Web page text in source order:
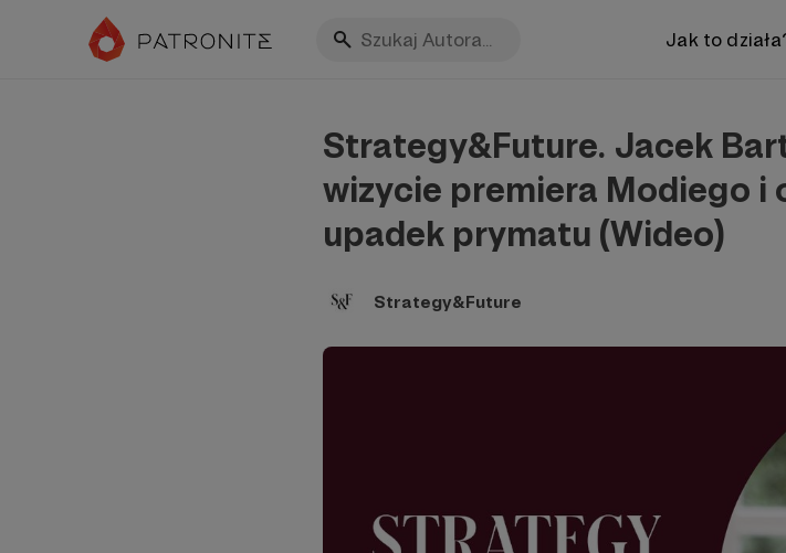
Jak to
Strategy&Future. Jacek
wizycie premiera Modiego i
upadek prymatu (Wideo)
Strategy&Future